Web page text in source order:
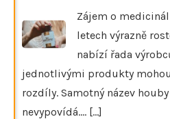
Zájem o
letech výrazně
nabízí řada
jednotlivými produkty
rozdíly. Samotný název
nevypovídá.… [...]